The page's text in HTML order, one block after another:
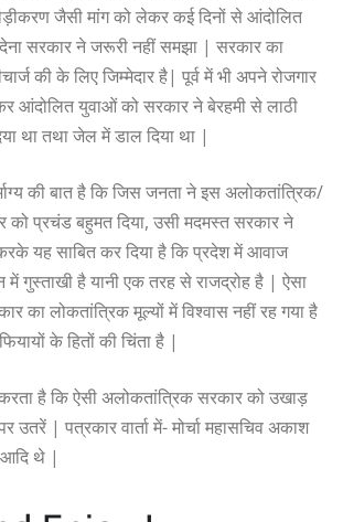
जैसी मांग को लेकर कई दिनों से आंदोलित
सरकार ने जरूरी नहीं समझा | सरकार का
की के लिए जिम्मेदार है| पूर्व में भी अपने रोजगार
आंदोलित युवाओं को सरकार ने बेरहमी से लाठी
था तथा जेल में डाल दिया था |
की बात है कि जिस जनता ने इस अलोकतांत्रिक/
को प्रचंड बहुमत दिया, उसी मदमस्त सरकार ने
यह साबित कर दिया है कि प्रदेश में आवाज
में गुस्ताखी है यानी एक तरह से राजद्रोह है | ऐसा
का लोकतांत्रिक मूल्यों में विश्वास नहीं रह गया है
के हितों की चिंता है |
है कि ऐसी अलोकतांत्रिक सरकार को उखाड़
| पत्रकार वार्ता में- मोर्चा महासचिव अकाश
आदि थे |